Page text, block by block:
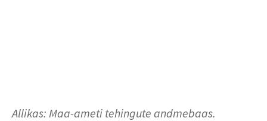
Allikas: Maa-ameti tehingute andmebaas.